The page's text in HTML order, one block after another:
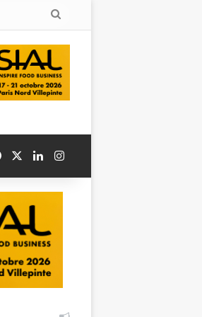
FacebookLinkedinInstagram